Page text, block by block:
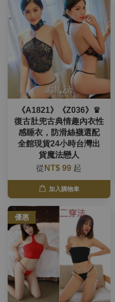
《A1821》《Z036》♛
復古肚兜古典情趣內衣性
感睡衣，防滑絲襪選配
全館現貨24小時台灣出
貨魔法戀人
從 NT$ 99 起
加入購物車
優惠